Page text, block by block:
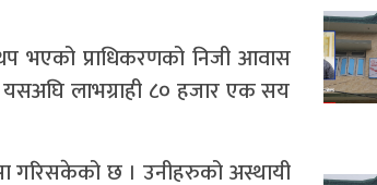
भएको प्राधिकरणको निजी आवास
यसअघि लाभग्राही ८० हजार एक सय
गरिसकेको छ । उनीहरुको अस्थायी